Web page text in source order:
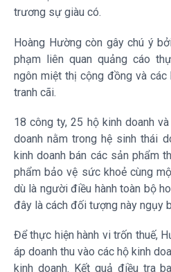
trương sự giàu có.
Hoàng Hường còn gây chú ý
phạm liên quan quảng cáo
ngôn miệt thị cộng đồng và
tranh cãi.
18 công ty, 25 hộ kinh doanh
doanh nằm trong hệ sinh thái
kinh doanh bán các sản phẩm
phẩm bảo vệ sức khoẻ cùng
dù là người điều hành toàn bộ
đây là cách đối tượng này ngụy
Để thực hiện hành vi trốn thuế,
áp doanh thu vào các hộ kinh
kinh doanh. Kết quả điều tra